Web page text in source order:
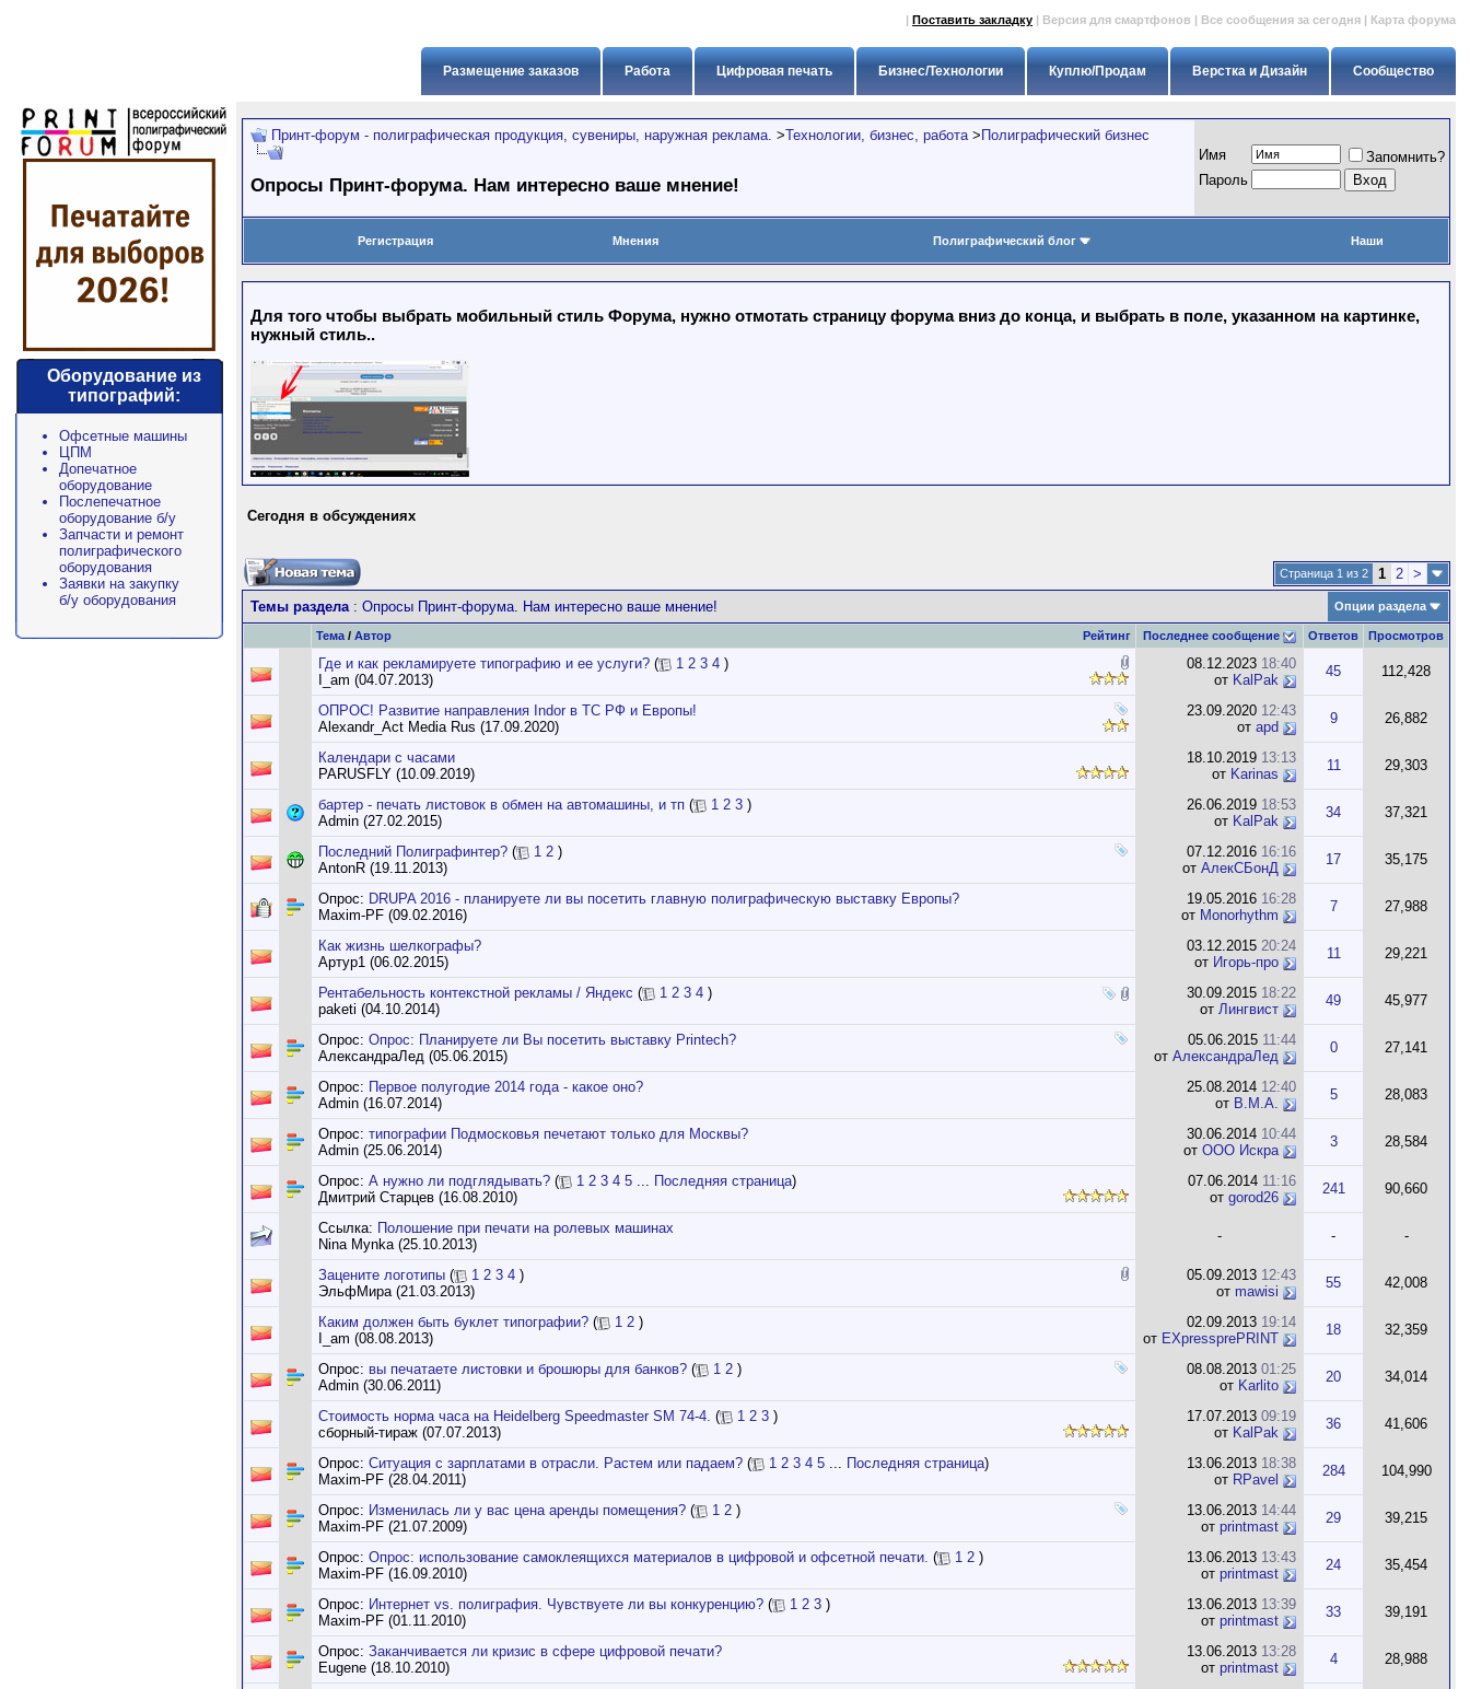
| Поставить закладку | Версия для смартфонов | Все сообщения за сегодня | Карта форума
Сообщество
Верстка и Дизайн
Куплю/Продам
Бизнес/Технологии
Цифровая печать
Работа
Размещение заказов
Оборудование из
типографий:
Офсетные машины
ЦПМ
Допечатное
оборудование
Послепечатное
оборудование б/у
Запчасти и ремонт
полиграфического
оборудования
Заявки на закупку
б/у оборудования
Принт-форум - полиграфическая продукция, сувениры, наружная реклама. >Технологии, бизнес, работа > Полиграфический бизнес
Опросы Принт-форума. Нам интересно ваше мнение!
Имя
Запомнить?
Пapoль
Регистрация Мнения Полиграфический блог Наши
Для того чтобы выбрать мобильный стиль Форума, нужно отмотать страницу форума вниз до конца, и выбрать в поле, указанном на картинке,
нужный стиль..
Сегодня в обсуждениях
Страница 1 из 2 1 2 >
Темы раздела: Опросы Принт-форума. Нам интересно ваше мнение! Опции раздела
Рейтинг
Тема / Автор Последнее сообщение Ответов Просмотров
Где и как рекламируете типографию и ее услуги? ( 1 2 3 4 )
I_am (04.07.2013)
08.12.2023 18:40
от KalPak
45 112,428
ОПРОС! Развитие направления Indor в ТС РФ и Европы!
Alexandr_Act Media Rus (17.09.2020)
23.09.2020 12:43
от apd
9 26,882
Календари с часами
PARUSFLY (10.09.2019)
18.10.2019 13:13
от Karinas
11 29,303
бартер - печать листовок в обмен на автомашины, и тп ( 1 2 3 )
Admin (27.02.2015)
26.06.2019 18:53
от KalPak
34 37,321
Последний Полиграфинтер? ( 1 2 )
AntonR (19.11.2013)
07.12.2016 16:16
от АлекСБонД
17 35,175
Опрос: DRUPA 2016 - планируете ли вы посетить главную полиграфическую выставку Европы?
Maxim-PF (09.02.2016)
19.05.2016 16:28
от Monorhythm
7 27,988
Как жизнь шелкографы?
Артур1 (06.02.2015)
03.12.2015 20:24
от Игорь-про
11 29,221
Рентабельность контекстной рекламы / Яндекс ( 1 2 3 4 )
paketi (04.10.2014)
30.09.2015 18:22
от Лингвист
49 45,977
Опрос: Опрос: Планируете ли Вы посетить выставку Printech?
АлександраЛед (05.06.2015)
05.06.2015 11:44
от АлександраЛед
0 27,141
Опрос: Первое полугодие 2014 года - какое оно?
Admin (16.07.2014)
25.08.2014 12:40
от B.M.A.
5 28,083
Опрос: типографии Подмосковья печетают только для Москвы?
Admin (25.06.2014)
30.06.2014 10:44
от ООО Искра
3 28,584
Опрос: А нужно ли подглядывать? ( 1 2 3 4 5 ... Последняя страница)
Дмитрий Старцев (16.08.2010)
07.06.2014 11:16
от gorod26
241 90,660
Ссылка: Полошение при печати на ролевых машинах
Nina Mynka (25.10.2013)
- - -
Зацените логотипы ( 1 2 3 4 )
ЭльфМира (21.03.2013)
05.09.2013 12:43
от mawisi
55 42,008
Каким должен быть буклет типографии? ( 1 2 )
I_am (08.08.2013)
02.09.2013 19:14
от EXpressprePRINT
18 32,359
Опрос: вы печатаете листовки и брошюры для банков? ( 1 2 )
Admin (30.06.2011)
08.08.2013 01:25
от Karlito
20 34,014
Стоимость норма часа на Heidelberg Speedmaster SM 74-4. ( 1 2 3 )
сборный-тираж (07.07.2013)
17.07.2013 09:19
от KalPak
36 41,606
Опрос: Ситуация с зарплатами в отрасли. Растем или падаем? ( 1 2 3 4 5 ... Последняя страница)
Maxim-PF (28.04.2011)
13.06.2013 18:38
от RPavel
284 104,990
Опрос: Изменилась ли у вас цена аренды помещения? ( 1 2 )
Maxim-PF (21.07.2009)
13.06.2013 14:44
от printmast
29 39,215
Опрос: Опрос: использование самоклеящихся материалов в цифровой и офсетной печати. ( 1 2 )
Maxim-PF (16.09.2010)
13.06.2013 13:43
от printmast
24 35,454
Опрос: Интернет vs. полиграфия. Чувствуете ли вы конкуренцию? ( 1 2 3 )
Maxim-PF (01.11.2010)
13.06.2013 13:39
от printmast
33 39,191
Опрос: Заканчивается ли кризис в сфере цифровой печати?
Eugene (18.10.2010)
13.06.2013 13:28
от printmast
4 28,988